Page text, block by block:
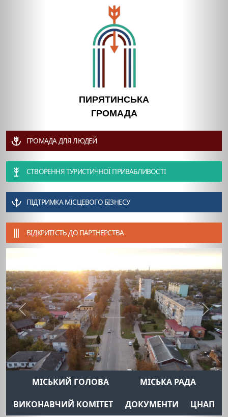
ПИРЯТИНСЬКА
ГРОМАДА
ГРОМАДА ДЛЯ ЛЮДЕЙ
СТВОРЕННЯ ТУРИСТИЧНОЇ ПРИВАБЛИВОСТІ
ПІДТРИМКА МІСЦЕВОГО БІЗНЕСУ
ВІДКРИТІСТЬ ДО ПАРТНЕРСТВА
Previous Next
МІСЬКИЙ ГОЛОВА
МІСЬКА РАДА
ВИКОНАВЧИЙ КОМІТЕТ
ДОКУМЕНТИ ЦНАП